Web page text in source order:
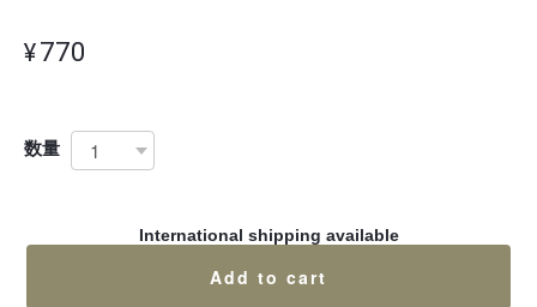
¥770
数量
International shipping available
Add to cart